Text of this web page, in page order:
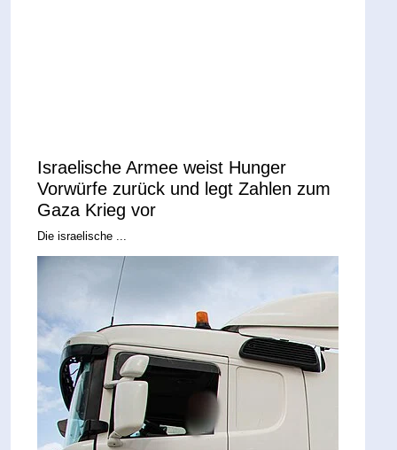
Israelische Armee weist Hunger
Vorwürfe zurück und legt Zahlen zum
Gaza Krieg vor
Die israelische ...